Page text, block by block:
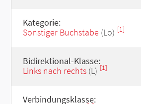
Kategorie:
Sonstiger Buchstabe (Lo) [1]
Bidirektional-Klasse:
Links nach rechts(L) [1]
Verbindungsklasse: